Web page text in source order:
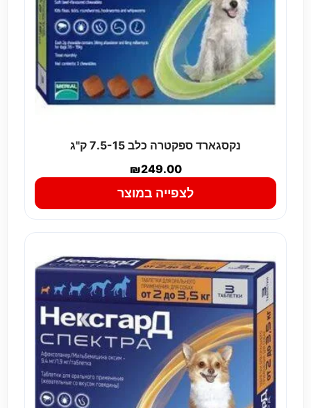
נקסגארד ספקטרה כלב 7.5-15 ק"ג
₪249.00
לצפייה במוצר